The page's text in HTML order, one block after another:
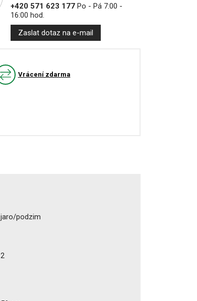
+420 571 623 177Po - Pá 7:00 -
16:00 hod.
Zaslat dotaz na e-mail
Vrácení zdarma
jaro/podzim
2